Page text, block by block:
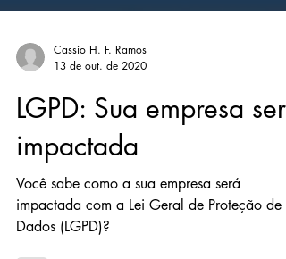
Cassio H. F. Ramos
13 de out. de 2020
LGPD: Sua empresa será
impactada